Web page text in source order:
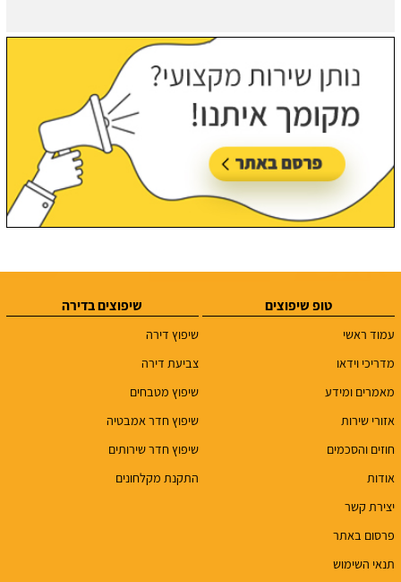
טופ שיפוצים
עמוד ראשי
מדריכי וידאו
מאמרים ומידע
אזורי שירות
חוזים והסכמים
אודות
יצירת קשר
פרסום באתר
תנאי השימוש
שיפוצים בדירה
שיפוץ דירה
צביעת דירה
שיפוץ מטבחים
שיפוץ חדר אמבטיה
שיפוץ חדר שירותים
התקנת מקלחונים